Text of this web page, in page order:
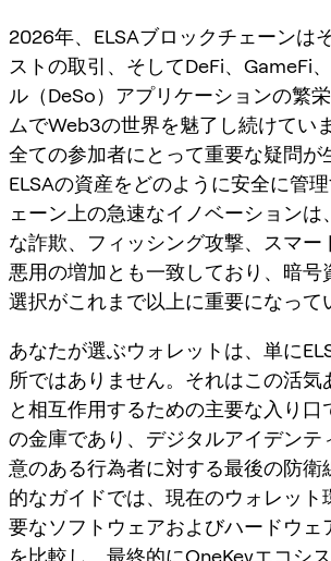
2026年、ELSAブロックチェーンは
ストの取引、そしてDeFi、GameFi
ル（DeSo）アプリケーションの繁
ムでWeb3の世界を魅了し続けてい
全ての参加者にとって重要な疑問が
ELSAの資産をどのように安全に管
ェーン上の急速なイノベーションは
な詐欺、フィッシング攻撃、スマー
悪用の増加とも一致しており、暗号
選択がこれまで以上に重要になって
あなたが選ぶウォレットは、単に
所ではありません。それはこの活気
と相互作用するための主要な入り口
の金庫であり、デジタルアイデンテ
意のある行為者に対する最後の防衛
的なガイドでは、現在のウォレット
要なソフトウェアおよびハードウェ
を比較し、最終的にOneKeyエコシ